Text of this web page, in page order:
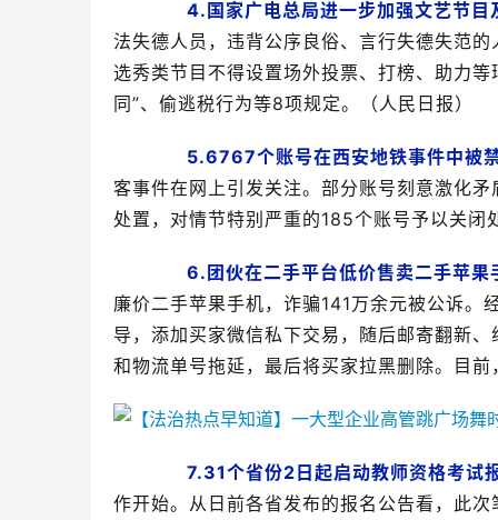
4.国家广电总局进一步加强文艺节目
法失德人员，违背公序良俗、言行失德失范
选秀类节目不得设置场外投票、打榜、助力
同”、偷逃税行为等8项规定。（人民日报）
5.6767个账号在西安地铁事件中被
客事件在网上引发关注。部分账号刻意激化
处置，对情节特别严重的185个账号予以关闭
6.团伙在二手平台低价售卖二手苹果
廉价二手苹果手机，诈骗141万余元被公诉。
导，添加买家微信私下交易，随后邮寄翻新
和物流单号拖延，最后将买家拉黑删除。目
7.31个省份2日起启动教师资格考试
作开始。从日前各省发布的报名公告看，此